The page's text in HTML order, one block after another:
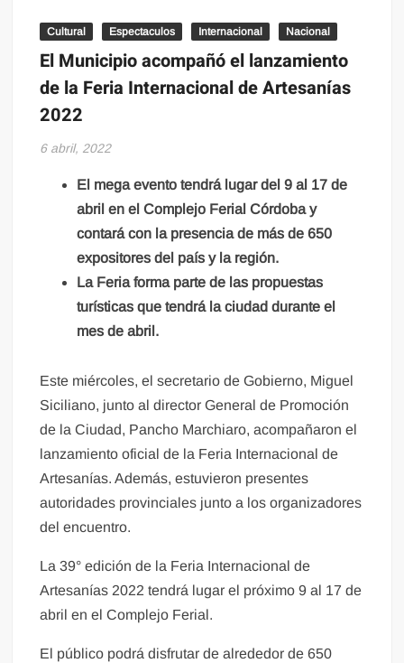
Cultural Espectaculos Internacional Nacional
El Municipio acompañó el lanzamiento
de la Feria Internacional de Artesanías
2022
6 abril, 2022
El mega evento tendrá lugar del 9 al 17 de
abril en el Complejo Ferial Córdoba y
contará con la presencia de más de 650
expositores del país y la región.
La Feria forma parte de las propuestas
turísticas que tendrá la ciudad durante el
mes de abril.
Este miércoles, el secretario de Gobierno, Miguel
Siciliano, junto al director General de Promoción
de la Ciudad, Pancho Marchiaro, acompañaron el
lanzamiento oficial de la Feria Internacional de
Artesanías. Además, estuvieron presentes
autoridades provinciales junto a los organizadores
del encuentro.
La 39° edición de la Feria Internacional de
Artesanías 2022 tendrá lugar el próximo 9 al 17 de
abril en el Complejo Ferial.
El público podrá disfrutar de alrededor de 650